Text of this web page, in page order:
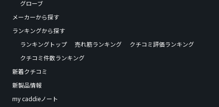
グローブ
メーカーから探す
ランキングから探す
ランキングトップ
売れ筋ランキング
クチコミ評価ランキング
クチコミ件数ランキング
新着クチコミ
新製品情報
my caddieノート